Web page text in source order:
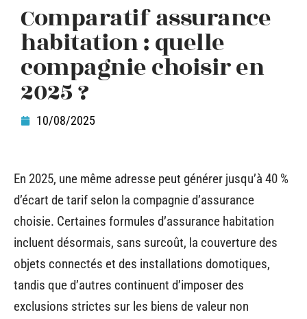
Comparatif assurance
habitation : quelle
compagnie choisir en
2025 ?
10/08/2025
En 2025, une même adresse peut générer jusqu’à 40 %
d’écart de tarif selon la compagnie d’assurance
choisie. Certaines formules d’assurance habitation
incluent désormais, sans surcoût, la couverture des
objets connectés et des installations domotiques,
tandis que d’autres continuent d’imposer des
exclusions strictes sur les biens de valeur non